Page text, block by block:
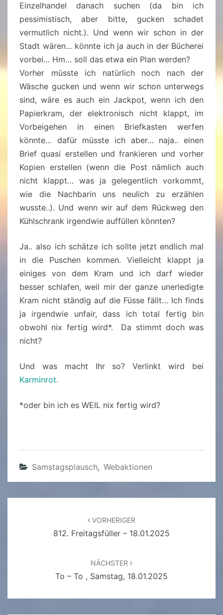
Einzelhandel danach suchen (da bin ich
pessimistisch, aber bitte, gucken schadet
vermutlich nicht.). Und wenn wir schon in der
Stadt wären… könnte ich ja auch in der Bücherei
vorbei… Hm… soll das etwa ein Plan werden?
Vorher müsste ich natürlich noch nach der
Wäsche gucken und wenn wir schon unterwegs
sind, wäre es auch ein Jackpot, wenn ich den
Papierkram, der elektronisch nicht klappt, im
Vorbeigehen in einen Briefkasten werfen
könnte… dafür müsste ich aber… naja.. einen
Brief quasi erstellen und frankieren und vorher
Kopien erstellen (wenn die Post nämlich auch
nicht klappt… was ja gelegentlich vorkommt,
wie die Nachbarin uns neulich zu erzählen
wusste..). Und wenn wir auf dem Rückweg den
Kühlschrank irgendwie auffüllen könnten?
Ja.. also ich schätze ich sollte jetzt endlich mal
in die Puschen kommen. Vielleicht klappt ja
einiges von dem Kram und ich darf wieder
besser schlafen, weil mir der ganze unerledigte
Kram nicht ständig auf die Füsse fällt… Ich finds
ja irgendwie unfair, dass ich total fertig bin
obwohl nix fertig wird*. Da stimmt doch was
nicht?
Und was macht Ihr so? Verlinkt wird bei
Karminrot.
*oder bin ich es WEIL nix fertig wird?
Samstagsplausch, Webaktionen
VORHERIGER
812. Freitagsfüller – 18.01.2025
NÄCHSTER
To – To , Samstag, 18.01.2025